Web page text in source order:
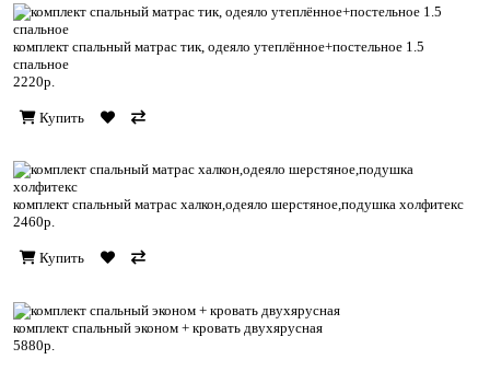
комплект спальный матрас тик, одеяло утеплённое+постельное 1.5
спальное
2220р.
Купить
комплект спальный матрас халкон,одеяло шерстяное,подушка холфитекс
2460р.
Купить
комплект спальный эконом + кровать двухярусная
5880р.